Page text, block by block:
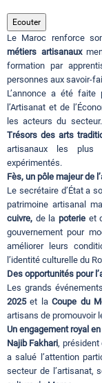
Contact
Ecouter
Le Maroc renforce
métiers artisanaux
formation par
personnes aux savoir-
L’annonce a été faite
l’Artisanat et de
les acteurs du
Trésors des arts
artisanaux les plus
expérimentés.
Fès, un pôle majeur de
Le secrétaire d’État a
patrimoine artisanal
cuivre, de la poterie et
gouvernement pour
améliorer leurs
l’identité culturelle du
Des opportunités pour
Les grands
2025et laCoupe du
artisans de promouvoir
Un engagement royal
Najib Fakhari, président
a salué l’attention
secteur de l’artisanat,